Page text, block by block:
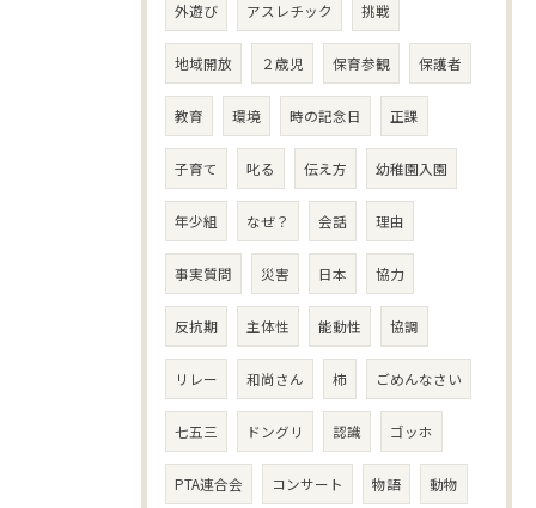
外遊び アスレチック 挑戦
地域開放 ２歳児 保育参観 保護者
教育 環境 時の記念日 正課
子育て 叱る 伝え方 幼稚園入園
年少組 なぜ？ 会話 理由
事実質問 災害 日本 協力
反抗期 主体性 能動性 協調
リレー 和尚さん 柿 ごめんなさい
七五三 ドングリ 認識 ゴッホ
PTA連合会 コンサート 物語 動物